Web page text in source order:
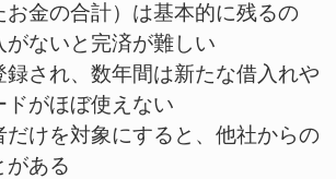
お金の合計）は基本的に残るの
がないと完済が難しい
録され、数年間は新たな借入れや
ドがほぼ使えない
だけを対象にすると、他社からの
がある